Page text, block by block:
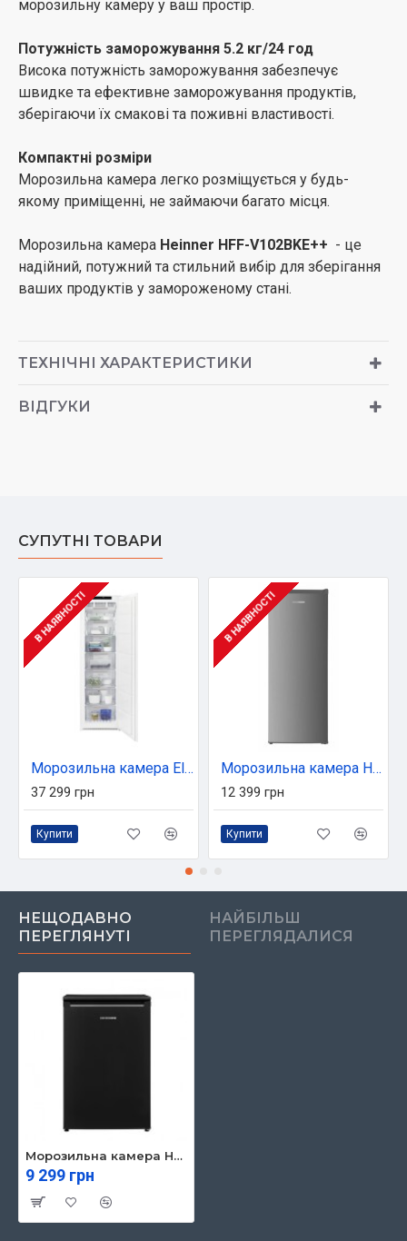
морозильну камеру у ваш простір.
Потужність заморожування 5.2 кг/24 год
Висока потужність заморожування забезпечує
швидке та ефективне заморожування продуктів,
зберігаючи їх смакові та поживні властивості.
Компактні розміри
Морозильна камера легко розміщується у будь-
якому приміщенні, не займаючи багато місця.
Морозильна камера Heinner HFF-V102BKE++ - це
надійний, потужний та стильний вибір для зберігання
ваших продуктів у замороженому стані.
ТЕХНІЧНІ ХАРАКТЕРИСТИКИ
ВІДГУКИ
СУПУТНІ ТОВАРИ
В НАЯВНОСТІ
Морозильна камера Electrolux LUN7NE18S
37 299 грн
Купити
В НАЯВНОСТІ
Морозильна камера HEINNER HFF-HM168XE++
12 399 грн
Купити
НЕЩОДАВНО
ПЕРЕГЛЯНУТІ
НАЙБІЛЬШ
ПЕРЕГЛЯДАЛИСЯ
Морозильна камера HEINNER HFF-V102BKE++
9 299 грн